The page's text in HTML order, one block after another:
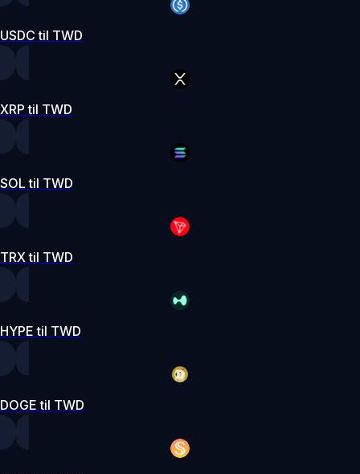
USDC til TWD
XRP til TWD
SOL til TWD
TRX til TWD
HYPE til TWD
DOGE til TWD